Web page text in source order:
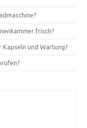
frisch?
und Wartung?